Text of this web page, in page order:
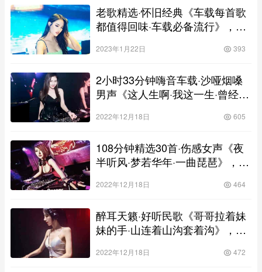
老歌精选·怀旧经典《车载每首歌
都值得回味·车载必备流行》，慢
2023年1月22日 393
2小时33分钟嗨音车载·沙哑烟嗓
男声《这人生啊·我这一生·曾经心
2022年12月18日 605
108分钟精选30首·伤感女声《夜
半听风·梦若华年·一曲琵琶》，慢
2022年12月18日 464
醉耳天籁·好听民歌《哥哥拉着妹
妹的手·山连着山沟套着沟》，慢
2022年12月18日 472